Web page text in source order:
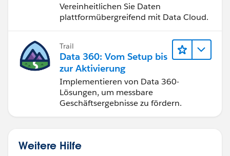
Vereinheitlichen Sie Daten
plattformübergreifend mit Data Cloud.
Trail
Data 360: Vom Setup bis
zur Aktivierung
Implementieren von Data 360-
Lösungen, um messbare
Geschäftsergebnisse zu fördern.
Weitere Hilfe